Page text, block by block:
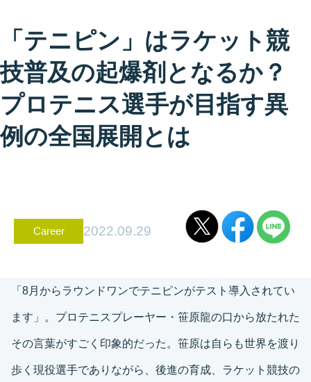
「テニピン」はラケット競
技普及の起爆剤となるか？
プロテニス選手が目指す異
例の全国展開とは
Career 2022.09.29
「8月からラウンドワンでテニピンがテスト導入されてい
ます」。プロテニスプレーヤー・笹原龍の口から放たれた
その言葉がすごく印象的だった。笹原は自らも世界を渡り
歩く現役選手でありながら、後進の育成、ラケット競技の